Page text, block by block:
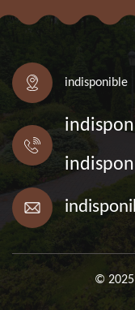
indisponible
© 2025